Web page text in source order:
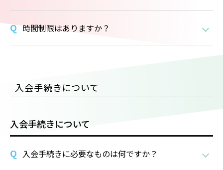
時間制限はありますか？
入会手続きについて
入会手続きについて
入会手続きに必要なものは何ですか？